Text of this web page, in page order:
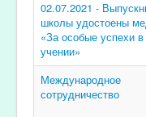
02.07.2021 -
школы удостоены
«За особые успехи в
учении»
Международное
сотрудничество